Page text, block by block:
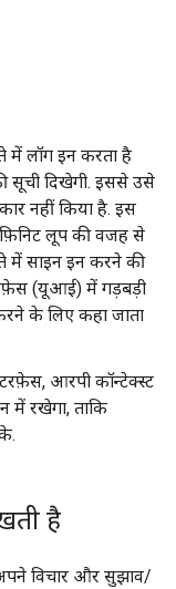
में लॉग इन करता है
सूची दिखेगी. इससे उसे
नहीं किया है. इस
लूप की वजह से
में साइन इन करने की
(यूआई) में गड़बड़ी
के लिए कहा जाता
आरपी कॉन्टेक्स्ट
में रखेगा, ताकि
है
विचार और सुझाव/